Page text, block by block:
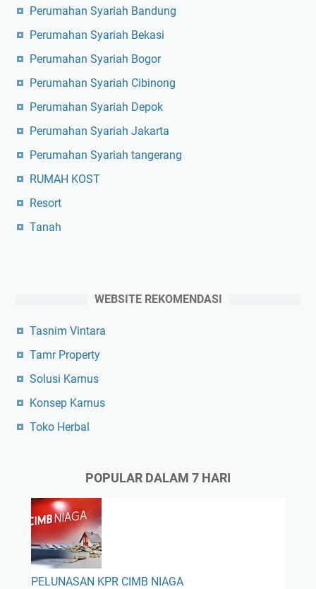
Perumahan Syariah Bandung
Perumahan Syariah Bekasi
Perumahan Syariah Bogor
Perumahan Syariah Cibinong
Perumahan Syariah Depok
Perumahan Syariah Jakarta
Perumahan Syariah tangerang
RUMAH KOST
Resort
Tanah
WEBSITE REKOMENDASI
Tasnim Vintara
Tamr Property
Solusi Karnus
Konsep Karnus
Toko Herbal
POPULAR DALAM 7 HARI
PELUNASAN KPR CIMB NIAGA